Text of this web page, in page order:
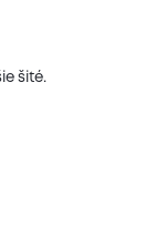
šité.